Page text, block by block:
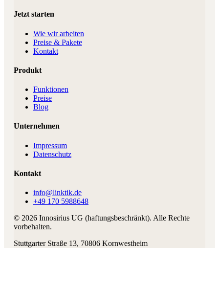
Jetzt starten
Wie wir arbeiten
Preise & Pakete
Kontakt
Produkt
Funktionen
Preise
Blog
Unternehmen
Impressum
Datenschutz
Kontakt
info@linktik.de
+49 170 5988648
© 2026 Innosirius UG (haftungsbeschränkt). Alle Rechte
vorbehalten.
Stuttgarter Straße 13, 70806 Kornwestheim